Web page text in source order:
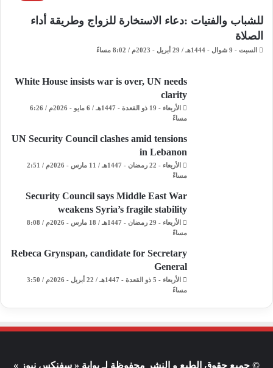
للشباب والفتيات :دعاء الاستخارة للزواج وطريقة أداء
الصلاة
السبت - 9 شوال - 1444هـ / 29 أبريل - 2023م / 8:02 مساءً
White House insists war is over, UN needs
clarity
الأربعاء - 19 ذو القعدة - 1447هـ / 6 مايو - 2026م / 6:26
مساءً
UN Security Council clashes amid tensions
in Lebanon
الأربعاء - 22 رمضان - 1447هـ / 11 مارس - 2026م / 2:51
مساءً
Security Council says Middle East War
weakens Syria’s fragile stability
الأربعاء - 29 رمضان - 1447هـ / 18 مارس - 2026م / 8:08
مساءً
Rebeca Grynspan, candidate for Secretary
General
الأربعاء - 5 ذو القعدة - 1447هـ / 22 أبريل - 2026م / 3:50
مساءً
© جميع حقوق الطبع و النشر محفوظة لـ بوابة « سفنكس نيوز »